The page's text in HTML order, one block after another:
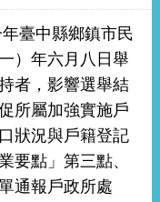
臺中縣鄉鎮市民
）年六月八日舉
者，影響選舉結
所屬加強實施戶
狀況與戶籍登記
要點」第三點、
通報戶政所處